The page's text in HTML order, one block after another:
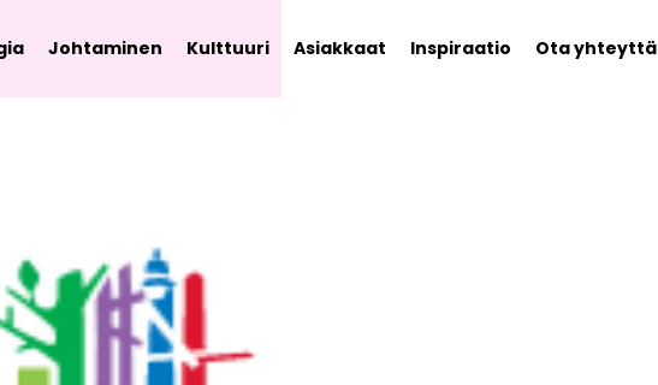
Johtaminen Kulttuuri Asiakkaat Inspiraatio Ota yhteyttä